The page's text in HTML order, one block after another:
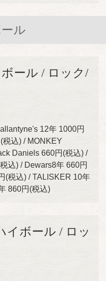
ル
ール / ロック/
12年 1000円
税込) / MONKEY
Daniels 660円(税込) /
込) / Dewars8年 660円
(税込) / TALISKER 10年
860円(税込)
イボール / ロッ